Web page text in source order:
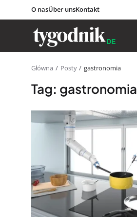
O nasÜber unsKontakt
Główna Posty gastronomia
Tag: gastronomia